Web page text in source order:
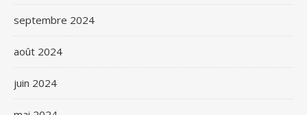
septembre 2024
août 2024
juin 2024